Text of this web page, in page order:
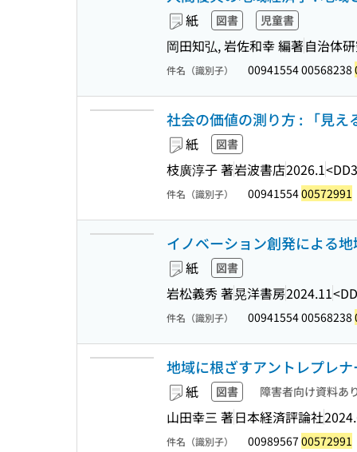
紙 図書 児童書
岡田知弘, 岩佐和幸 編著自治体
件名（識別子） 00941554 00568238
社会の価値の測り方 : 「見え
紙 図書
枝廣淳子 著岩波書店2026.1
件名（識別子） 0094155400572991
イノベーション創発による
紙 図書
岩松義秀 著晃洋書房2024.11
件名（識別子） 00941554 00568238
地域に根ざすアントレプレ
紙 図書 障害者向け資料あ
山田幸三 著日本経済評論社
件名（識別子） 00989567 00572991